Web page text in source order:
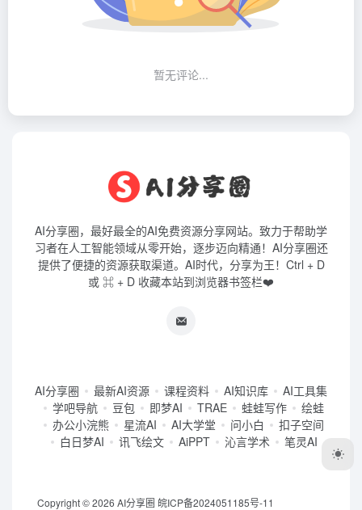
暂无评论...
AI分享圈，最好最全的AI免费资源分享网站。致力于帮助学
习者在人工智能领域从零开始，逐步迈向精通！AI分享圈还
提供了便捷的资源获取渠道。AI时代，分享为王！Ctrl + D
或 ⌘ + D 收藏本站到浏览器书签栏❤️
AI分享圈 最新AI资源 课程资料 AI知识库
AI工具集
学吧导航
豆包 即梦AI TRAE 蛙蛙写作
绘蛙
办公小浣熊
星流AI AI大学堂 问小白
扣子空间
白日梦AI
讯飞绘文 AiPPT 沁言学术 笔灵AI
Copyright © 2026 AI分享圈 皖ICP备2024051185号-11